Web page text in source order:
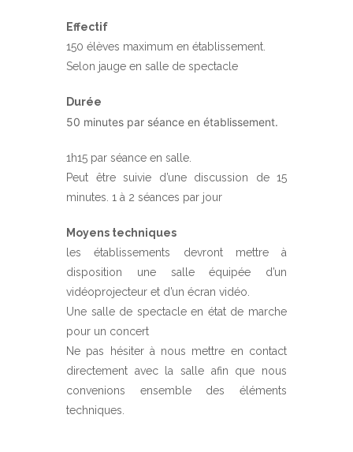
Effectif
150 élèves maximum en établissement.
Selon jauge en salle de spectacle
Durée
50 minutes par séance en établissement.
1h15 par séance en salle.
Peut être suivie d’une discussion de 15
minutes. 1 à 2 séances par jour
Moyens techniques
les établissements devront mettre à
disposition une salle équipée d’un
vidéoprojecteur et d’un écran vidéo.
Une salle de spectacle en état de marche
pour un concert
Ne pas hésiter à nous mettre en contact
directement avec la salle afin que nous
convenions ensemble des éléments
techniques.